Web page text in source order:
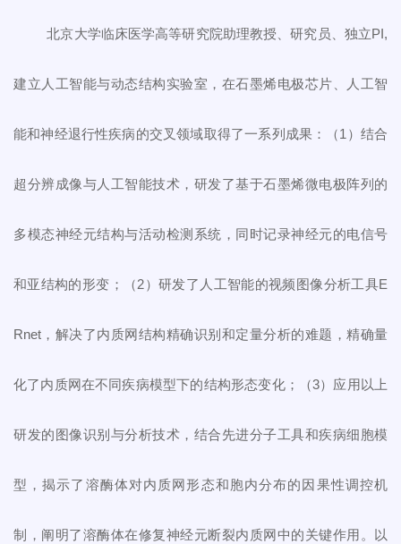
北京大学临床医学高等研究院助理教授、研究员、独立PI,
建立人工智能与动态结构实验室，在石墨烯电极芯片、人工智
能和神经退行性疾病的交叉领域取得了一系列成果：（1）结合
超分辨成像与人工智能技术，研发了基于石墨烯微电极阵列的
多模态神经元结构与活动检测系统，同时记录神经元的电信号
和亚结构的形变；（2）研发了人工智能的视频图像分析工具E
Rnet，解决了内质网结构精确识别和定量分析的难题，精确量
化了内质网在不同疾病模型下的结构形态变化；（3）应用以上
研发的图像识别与分析技术，结合先进分子工具和疾病细胞模
型，揭示了溶酶体对内质网形态和胞内分布的因果性调控机
制，阐明了溶酶体在修复神经元断裂内质网中的关键作用。以